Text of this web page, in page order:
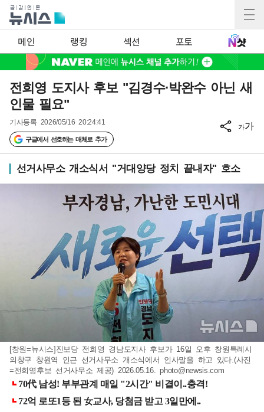
메인 랭킹 섹션 포토
전희영 도지사 후보 "김경수·박완수 아닌 새
인물 필요"
기사등록 2026/05/16 20:24:41
구글에서 선호하는 매체로 추가
가가
선거사무소 개소식서 "거대양당 정치 끝내자" 호소
[창원=뉴시스]진보당 전희영 경남도지사 후보가 16일 오후 창원특례시
의창구 창원역 인근 선거사무소 개소식에서 인사말을 하고 있다.(사진
=전희영후보 선거사무소 제공) 2026.05.16.photo@newsis.com